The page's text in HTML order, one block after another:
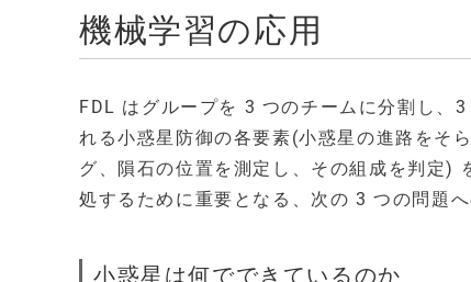
機械学習の応用
FDL はグループを 3 つのチームに分割し、
れる小惑星防御の各要素(小惑星の進路をそ
グ、隕石の位置を測定し、その組成を判定)
処するために重要となる、次の 3 つの問題
小惑星は何でできているのか